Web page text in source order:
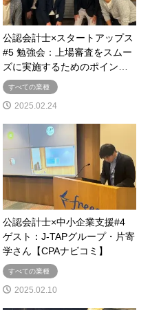
公認会計士×スタートアップス
#5 勉強会：上場審査をスムー
ズに実施するためのポイン…
すべての業種
2025.02.24
公認会計士×中小企業支援#4
ゲスト：J-TAPグループ・片寄
学さん【CPAナビコミ】
すべての業種
2025.02.10